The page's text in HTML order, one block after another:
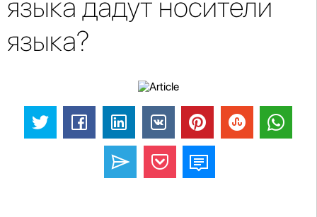
языка дадут носители
языка?